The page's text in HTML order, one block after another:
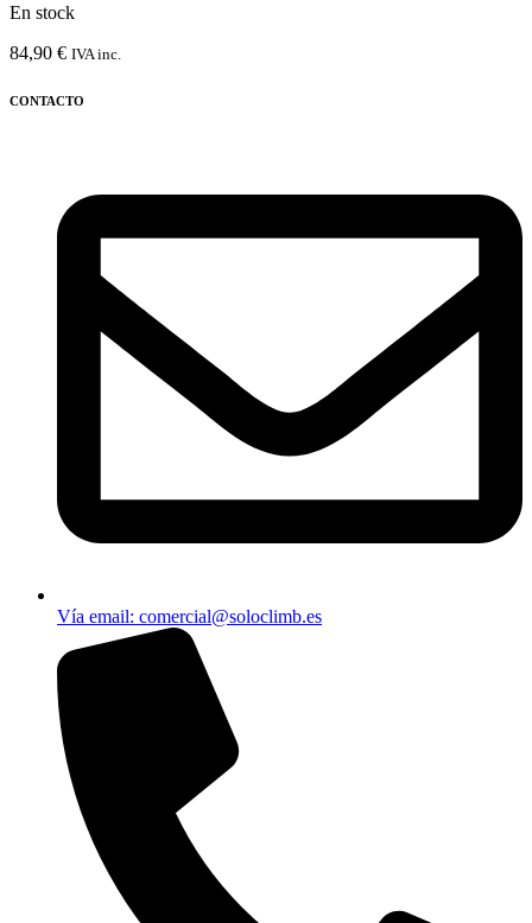
En stock
84,90 € IVA inc.
CONTACTO
Vía email​: comercial@soloclimb.es